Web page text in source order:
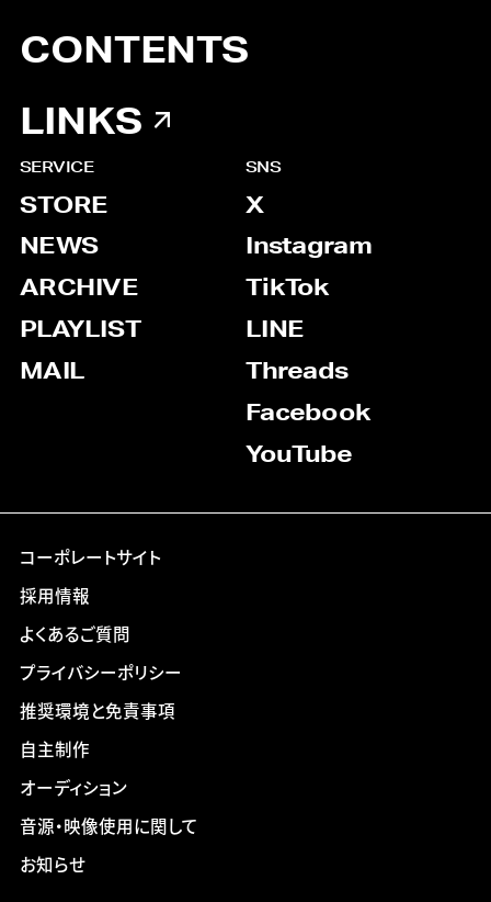
CONTENTS
LINKS
SERVICE
STORE
NEWS
ARCHIVE
PLAYLIST
MAIL
SNS
X
Instagram
TikTok
LINE
Threads
Facebook
YouTube
コーポレートサイト
採用情報
よくあるご質問
プライバシーポリシー
推奨環境と免責事項
自主制作
オーディション
音源・映像使用に関して
お知らせ